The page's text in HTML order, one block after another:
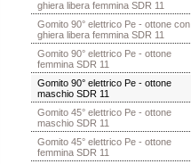
ghiera libera femmina SDR 11
Gomito 90° elettrico Pe - ottone con
ghiera libera femmina SDR 11
Gomito 90° elettrico Pe - ottone
femmina SDR 11
Gomito 90° elettrico Pe - ottone
maschio SDR 11
Gomito 45° elettrico Pe - ottone
maschio SDR 11
Gomito 45° elettrico Pe - ottone
femmina SDR 11